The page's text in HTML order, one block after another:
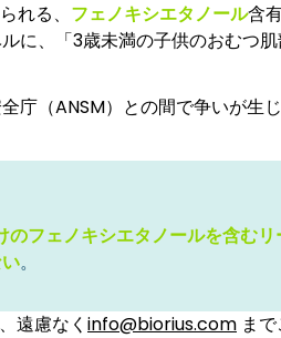
れる、 フェノキシエタノール含
に、「3歳未満の子供のおむつ
庁（ANSM）との間で争いが
フェノキシエタノールを含む
。
遠慮なく info@biorius.com ま